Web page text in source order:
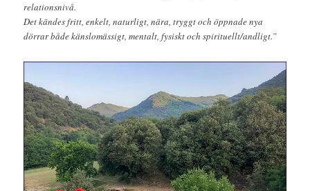
relationsnivå.
Det kändes fritt, enkelt, naturligt, nära, tryggt och öppnade nya
dörrar både känslomässigt, mentalt, fysiskt och spirituellt/andligt.”